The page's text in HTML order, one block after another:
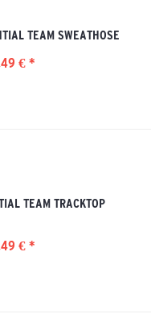
TEAM SWEATHOSE
€ *
TEAM TRACKTOP
€ *